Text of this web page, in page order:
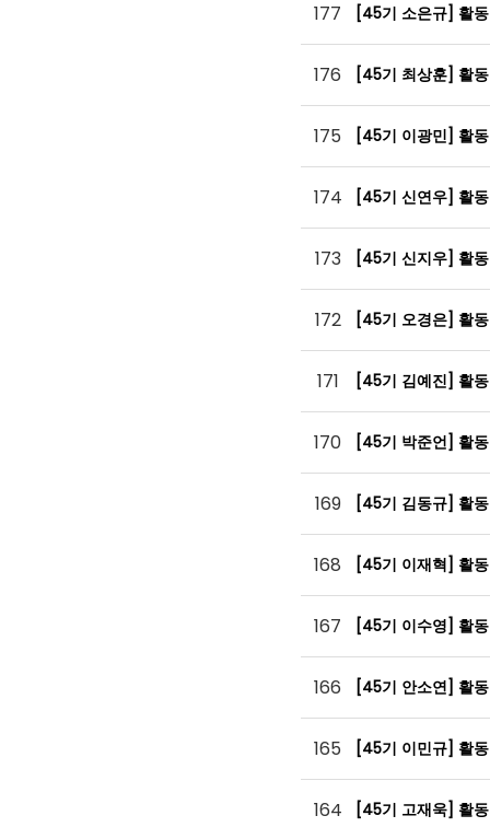
177 [45기 소은규] 활
176 [45기 최상훈] 활
175 [45기 이광민] 활
174 [45기 신연우] 활
173 [45기 신지우] 활
172 [45기 오경은] 활
171 [45기 김예진] 활
170 [45기 박준언] 활
169 [45기 김동규] 활
168 [45기 이재혁] 활
167 [45기 이수영] 활
166 [45기 안소연] 활
165 [45기 이민규] 활
164 [45기 고재욱] 활